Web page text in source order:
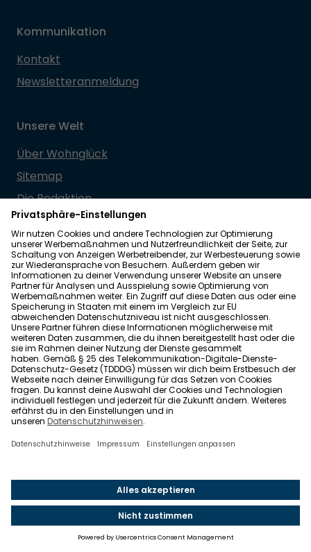
Kommunikation
Kontakt
Newsletteranmeldung
Unsere Welt
Über Wohnglück
Sitemap
Die Redaktion
Partnernetzwerk
Legal
Impressum
Datenschutz
Allgemeine Geschäftsbedingungen
Barrierefreiheit
Wohnglück folgen